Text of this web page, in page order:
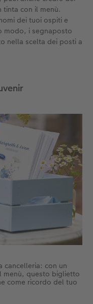
tinta con il menù.
dei tuoi ospiti e
modo, i segnaposto
nella scelta dei posti a
cancelleria: con un
menù, questo biglietto
come ricordo del tuo